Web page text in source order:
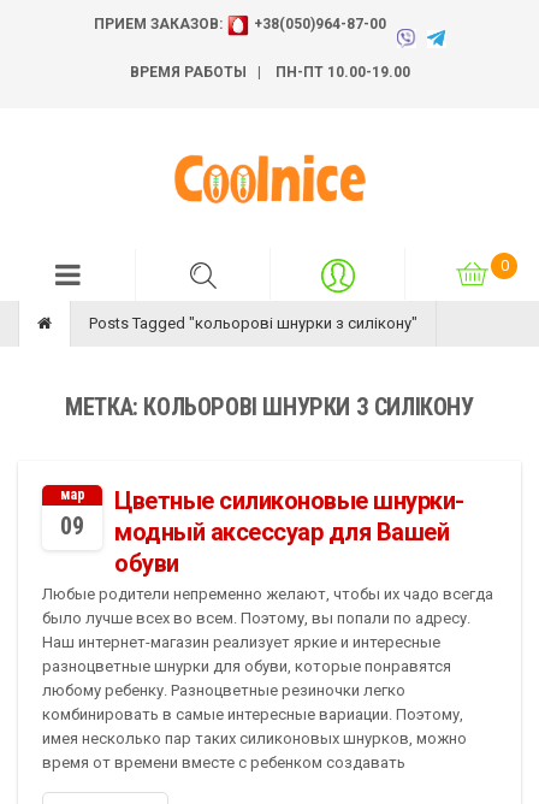
ПРИЕМ ЗАКАЗОВ: +38(050)964-87-00
ВРЕМЯ РАБОТЫ | ПН-ПТ 10.00-19.00
Posts Tagged "кольорові шнурки з силікону"
МЕТКА: КОЛЬОРОВІ ШНУРКИ З СИЛІКОНУ
мар
09
Цветные силиконовые шнурки-
модный аксессуар для Вашей
обуви
Любые родители непременно желают, чтобы их чадо всегда
было лучше всех во всем. Поэтому, вы попали по адресу.
Наш интернет-магазин реализует яркие и интересные
разноцветные шнурки для обуви, которые понравятся
любому ребенку. Разноцветные резиночки легко
комбинировать в самые интересные вариации. Поэтому,
имея несколько пар таких силиконовых шнурков, можно
время от времени вместе с ребенком создавать